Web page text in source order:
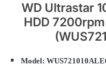
WD Ultrastar
HDD
Model: